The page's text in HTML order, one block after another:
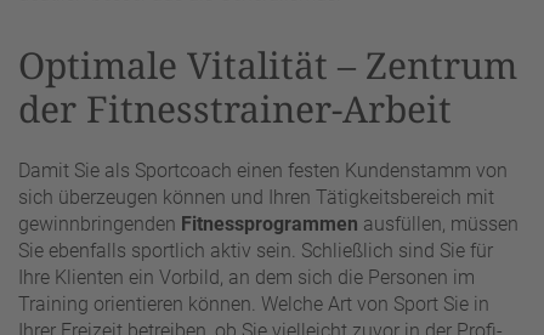
Optimale Vitalität – Zentrum
der Fitnesstrainer-Arbeit
Damit Sie als Sportcoach einen festen Kundenstamm von
sich überzeugen können und Ihren Tätigkeitsbereich mit
gewinnbringenden Fitnessprogrammen ausfüllen, müssen
Sie ebenfalls sportlich aktiv sein. Schließlich sind Sie für
Ihre Klienten ein Vorbild, an dem sich die Personen im
Training orientieren können. Welche Art von Sport Sie in